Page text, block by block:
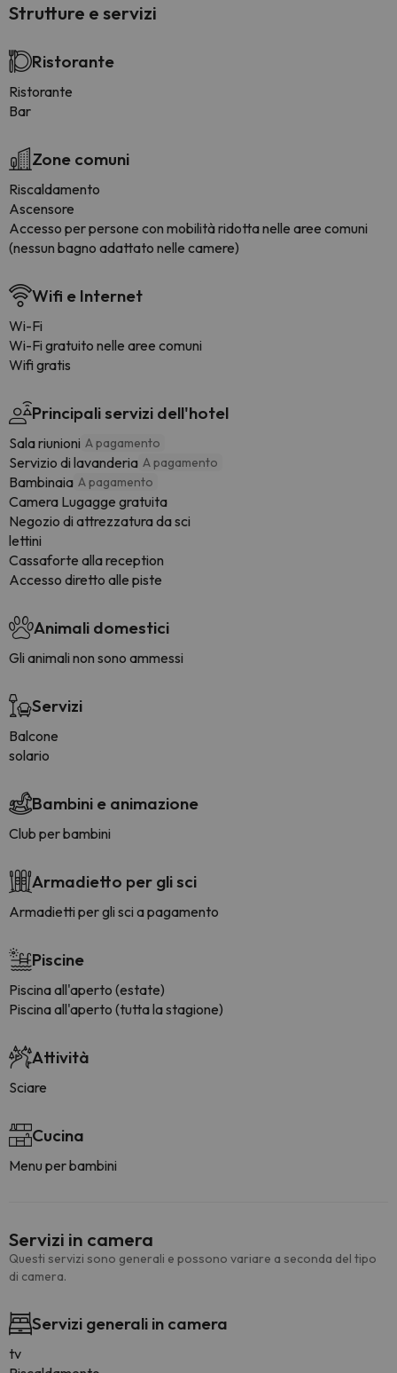
Strutture e servizi
Ristorante
Ristorante
Bar
Zone comuni
Riscaldamento
Ascensore
Accesso per persone con mobilità ridotta nelle aree comuni
(nessun bagno adattato nelle camere)
Wifi e Internet
Wi-Fi
Wi-Fi gratuito nelle aree comuni
Wifi gratis
Principali servizi dell'hotel
Sala riunioni A pagamento
Servizio di lavanderia A pagamento
Bambinaia A pagamento
Camera Lugagge gratuita
Negozio di attrezzatura da sci
lettini
Cassaforte alla reception
Accesso diretto alle piste
Animali domestici
Gli animali non sono ammessi
Servizi
Balcone
solario
Bambini e animazione
Club per bambini
Armadietto per gli sci
Armadietti per gli sci a pagamento
Piscine
Piscina all'aperto (estate)
Piscina all'aperto (tutta la stagione)
Attività
Sciare
Cucina
Menu per bambini
Servizi in camera
Questi servizi sono generali e possono variare a seconda del tipo
di camera.
Servizi generali in camera
tv